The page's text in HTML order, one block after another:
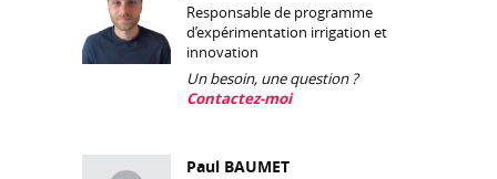
Responsable de programme
d’expérimentation irrigation et
innovation
Un besoin, une question ?
Contactez-moi
Paul BAUMET